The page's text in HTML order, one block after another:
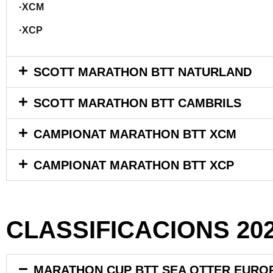
·XCM
·XCP
SCOTT MARATHON BTT NATURLAND
SCOTT MARATHON BTT CAMBRILS
CAMPIONAT MARATHON BTT XCM
CAMPIONAT MARATHON BTT XCP
CLASSIFICACIONS
MARATHON CUP BTT SEA OTTER